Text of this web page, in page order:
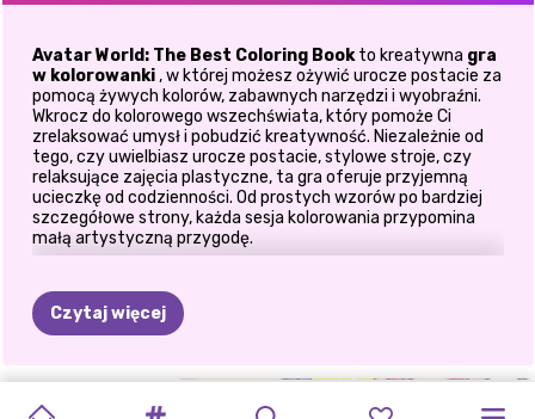
Avatar World: The Best Coloring Bookto kreatywna gra
w kolorowanki, w której możesz ożywić urocze postacie za
pomocą żywych kolorów, zabawnych narzędzi i wyobraźni.
Wkrocz do kolorowego wszechświata, który pomoże Ci
zrelaksować umysł i pobudzić kreatywność. Niezależnie od
tego, czy uwielbiasz urocze postacie, stylowe stroje, czy
relaksujące zajęcia plastyczne, ta gra oferuje przyjemną
ucieczkę od codzienności. Od prostych wzorów po bardziej
szczegółowe strony, każda sesja kolorowania przypomina
małą artystyczną przygodę.
🌈 Odkryj świat pełen kolorów
Przygotuj się na zanurzenie w czarujących ilustracjach.
Odkryj dziewczyny w stylowych strojach, zwierzęta i
zabawne sceny
Czytaj więcej
KOLOROWANKA:
AVATAR CHIBI
KOLOROWANKA KREATOR